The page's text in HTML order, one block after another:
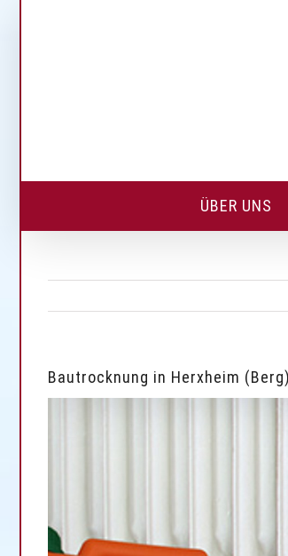
ÜBER UNS
Bautrocknung in Herxheim